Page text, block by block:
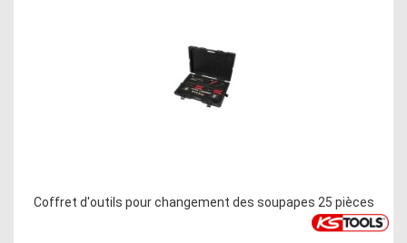
Coffret d'outils pour changement des soupapes 25 pièces